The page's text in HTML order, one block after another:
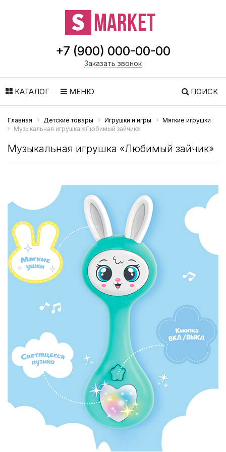
+7 (900) 000-00-00
Заказать звонок
КАТАЛОГ МЕНЮ ПОИСК
Главная Детские товары Игрушки и игры
Мягкие игрушки
Музыкальная игрушка «Любимый зайчик»
Музыкальная игрушка «Любимый зайчик»